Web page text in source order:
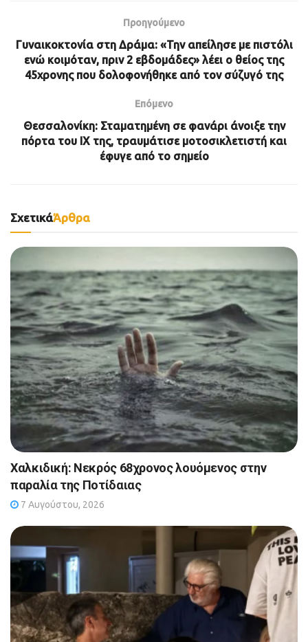
Προηγούμενο
Γυναικοκτονία στη Δράμα: «Την απείλησε με πιστόλι
ενώ κοιμόταν, πριν 2 εβδομάδες» λέει ο θείος της
45χρονης που δολοφονήθηκε από τον σύζυγό της
Επόμενο
Θεσσαλονίκη: Σταματημένη σε φανάρι άνοιξε την
πόρτα του ΙΧ της, τραυμάτισε μοτοσικλετιστή και
έφυγε από το σημείο
ΣχετικάΆρθρα
Χαλκιδική: Νεκρός 68χρονος λουόμενος στην
παραλία της Ποτίδαιας
7 Αυγούστου, 2026